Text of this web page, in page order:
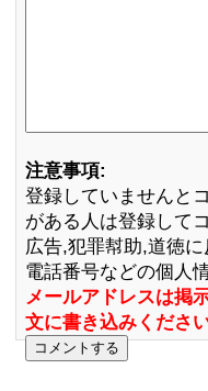
注意事項:
登録していませんと
がある人は登録して
広告,犯罪幇助,道徳
電話番号などの個人
メールアドレスは掲
文に書き込みください